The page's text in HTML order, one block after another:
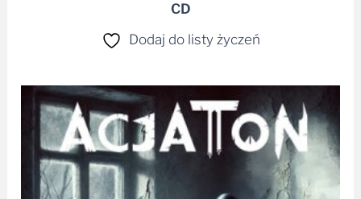
CD
Dodaj do listy życzeń
cen:
od
34,99 zł
do
49,99 zł